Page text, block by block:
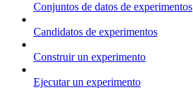
Conjuntos de datos de experimentos
Candidatos de experimentos
Construir un experimento
Ejecutar un experimento